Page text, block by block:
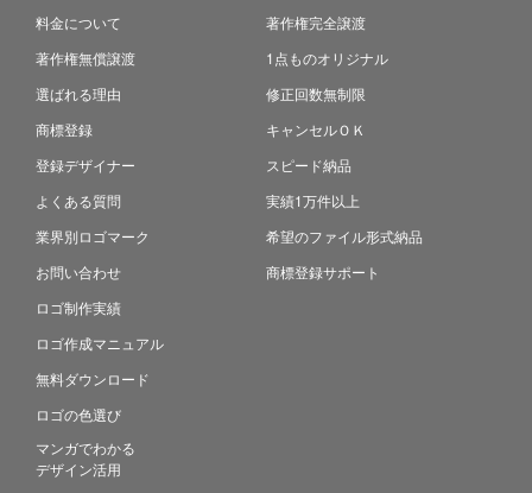
料金について
著作権無償譲渡
選ばれる理由
商標登録
登録デザイナー
よくある質問
業界別ロゴマーク
お問い合わせ
ロゴ制作実績
ロゴ作成マニュアル
無料ダウンロード
ロゴの色選び
マンガでわかる
デザイン活用
著作権完全譲渡
1点ものオリジナル
修正回数無制限
キャンセルＯＫ
スピード納品
実績1万件以上
希望のファイル形式納品
商標登録サポート